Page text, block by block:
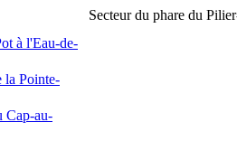
Secteur du phare du
à l'Eau-de-
la Pointe-
Cap-au-